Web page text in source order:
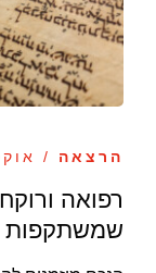
הרצאה /
רפואה
שמשתקפות